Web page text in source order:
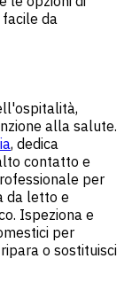
da
alla salute.
, dedica
contatto e
per
da letto e
Ispeziona e
per
o sostituisci